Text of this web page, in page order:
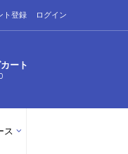
ト登録 ログイン
ート
ス